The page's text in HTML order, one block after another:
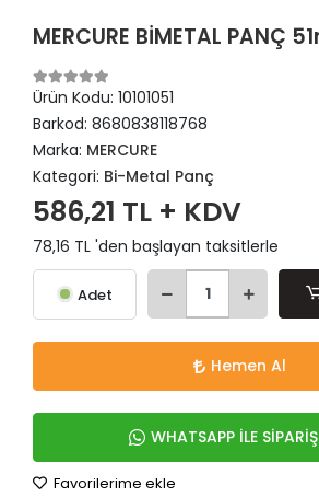
MERCURE BİMETAL PANÇ
Ürün Kodu: 10101051
Barkod: 8680838118768
Marka: MERCURE
Kategori: Bi-Metal Panç
586,21 TL + KDV
78,16 TL 'den başlayan taksitlerle
Adet
Hemen Al
WHATSAPP İLE
Favorilerime ekle